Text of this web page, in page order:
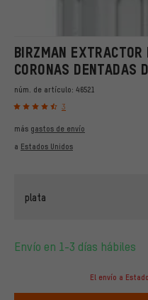
BIRZMAN
CORONAS DENTADAS
núm. de artículo: 46521
3
más gastos de envío
a Estados Unidos
plata
Envío en 1-3 días hábiles
El envío a